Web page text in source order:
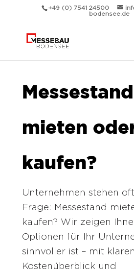
+49 (0) 7541 24500
bodensee.de
Messestand
mieten
kaufen?
Unternehmen stehen
Frage: Messestand
kaufen? Wir zeigen
Optionen für Ihr
sinnvoller ist – mit
Kostenüberblick und